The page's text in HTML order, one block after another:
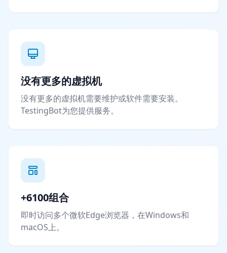
没有更多的虚拟机
没有更多的虚拟机需要维护或软件需要安装。
TestingBot为您提供服务。
+6100组合
即时访问多个微软Edge浏览器，在Windows和
macOS上。